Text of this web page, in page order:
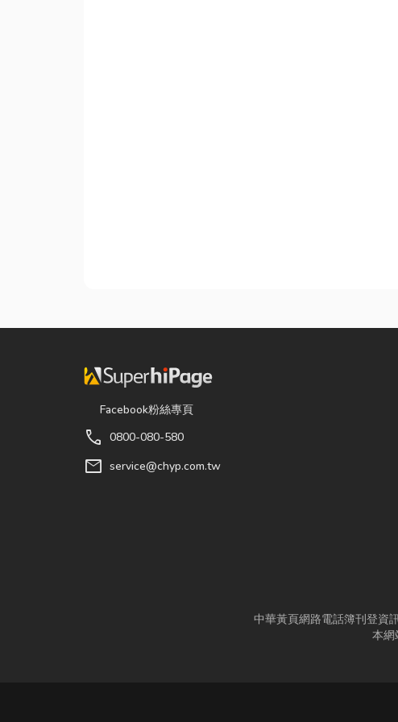
Facebook粉絲專頁
call 0800-080-580
mail service@chyp.com.tw
中華黃頁網路電話簿刊登資
本網